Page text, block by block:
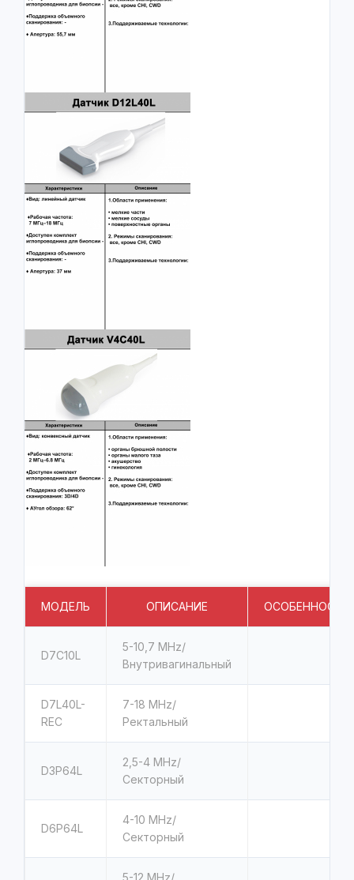
МОДЕЛЬ ОПИСАНИЕ ОСОБЕННОСТИ
D7C10L
5-10,7 MHz/
Внутривагинальный
D7L40L-
REC
7-18 MHz/
Ректальный
D3Р64L
2,5-4 MHz/
Секторный
D6Р64L
4-10 MHz/
Секторный
5-12 MHz/